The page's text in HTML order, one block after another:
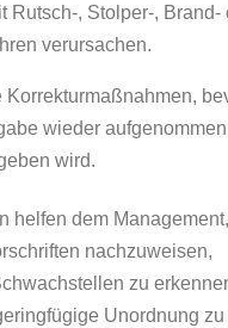
Rutsch-, Stolper-, Brand-
verursachen.
Korrekturmaßnahmen,
wieder
wird.
helfen dem
nachzuweisen,
zu
Unordnung